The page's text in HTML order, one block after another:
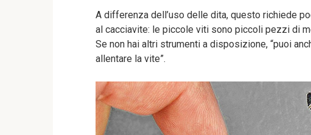
A differenza dell’uso delle dita, questo richiede
al cacciavite: le piccole viti sono piccoli pezzi di
Se non hai altri strumenti a disposizione, “puoi
allentare la vite”.